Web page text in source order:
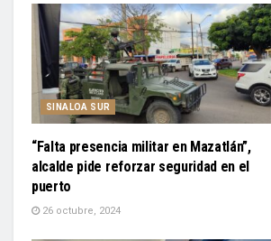
SINALOA SUR
“Falta presencia militar en Mazatlán”,
alcalde pide reforzar seguridad en el
puerto
26 octubre, 2024